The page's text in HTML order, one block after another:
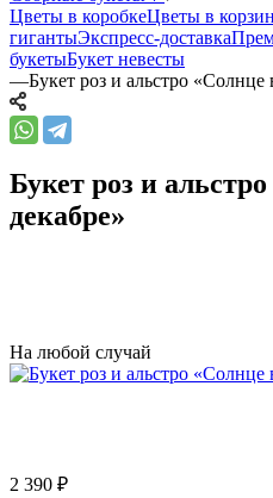
Цветы в коробкеЦветы в
гигантыЭкспресс-доставка
букетыБукет невесты
—Букет роз и альстро «Солнце
Букет роз и
декабре»
На любой случай
2 390 ₽